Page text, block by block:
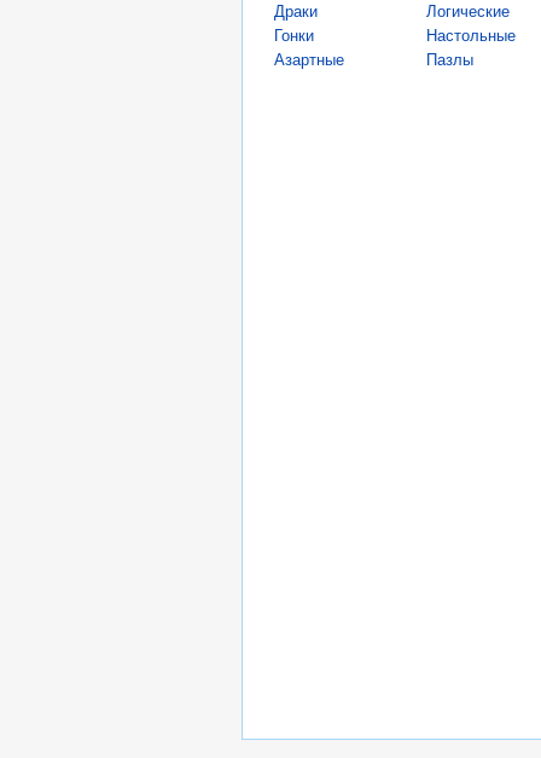
Драки
Гонки
Азартные
Логические
Настольные
Пазлы